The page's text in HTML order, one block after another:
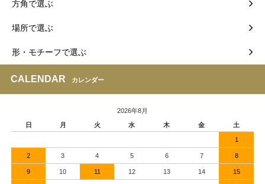
方角で選ぶ
場所で選ぶ
形・モチーフで選ぶ
CALENDAR カレンダー
2026年8月
日
月 火 水 木 金 土
1
2 3 4 5 6 7 8
9 10 11 12 13 14 15